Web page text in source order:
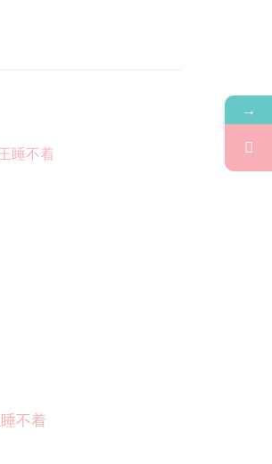
不着
→